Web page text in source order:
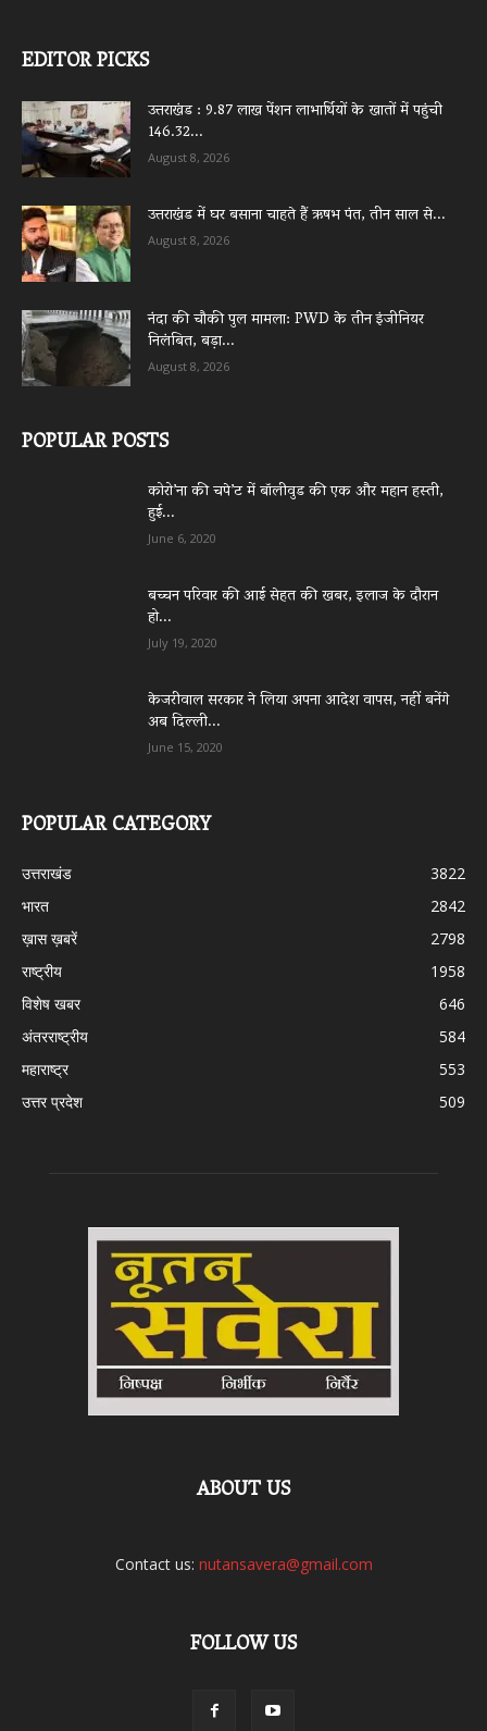
EDITOR PICKS
उत्तराखंड : 9.87 लाख पेंशन लाभार्थियों के खातों में पहुंची
146.32...
August 8, 2026
उत्तराखंड में घर बसाना चाहते हैं ऋषभ पंत, तीन साल से...
August 8, 2026
नंदा की चौकी पुल मामला: PWD के तीन इंजीनियर
निलंबित, बड़ा...
August 8, 2026
POPULAR POSTS
कोरो’ना की चपे’ट में बॉलीवुड की एक और महान हस्ती,
हुई...
June 6, 2020
बच्चन परिवार की आई सेहत की खबर, इलाज के दौरान
हो...
July 19, 2020
केजरीवाल सरकार ने लिया अपना आदेश वापस, नहीं बनेंगे
अब दिल्ली...
June 15, 2020
POPULAR CATEGORY
उत्तराखंड
3822
भारत
2842
ख़ास ख़बरें
2798
राष्ट्रीय
1958
विशेष खबर
646
अंतरराष्ट्रीय
584
महाराष्ट्र
553
उत्तर प्रदेश
509
ABOUT US
Contact us: nutansavera@gmail.com
FOLLOW US